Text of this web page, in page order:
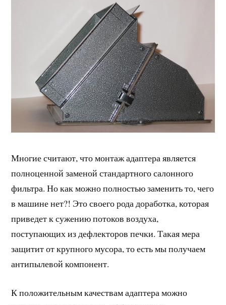
Многие считают, что монтаж адаптера является
полноценной заменой стандартного салонного
фильтра. Но как можно полностью заменить то, чего
в машине нет?! Это своего рода доработка, которая
приведет к сужению потоков воздуха,
поступающих из дефлекторов печки. Такая мера
защитит от крупного мусора, то есть мы получаем
антипылевой компонент.
К положительным качествам адаптера можно